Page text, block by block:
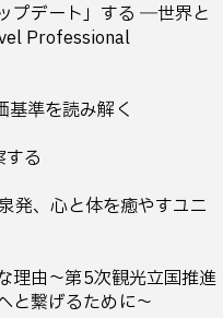
プデート」する ―世界と
Professional
基準を読み解く
る
発、心と体を癒やすユニ
理由～第5次観光立国推進
と繋げるために～